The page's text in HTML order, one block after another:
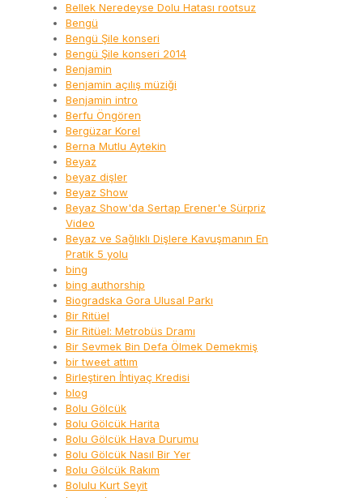
Bellek Neredeyse Dolu Hatası rootsuz
Bengü
Bengü Şile konseri
Bengü Şile konseri 2014
Benjamin
Benjamin açılış müziği
Benjamin intro
Berfu Öngören
Bergüzar Korel
Berna Mutlu Aytekin
Beyaz
beyaz dişler
Beyaz Show
Beyaz Show'da Sertap Erener'e Sürpriz
Video
Beyaz ve Sağlıklı Dişlere Kavuşmanın En
Pratik 5 yolu
bing
bing authorship
Biogradska Gora Ulusal Parkı
Bir Ritüel
Bir Ritüel: Metrobüs Dramı
Bir Sevmek Bin Defa Ölmek Demekmiş
bir tweet attım
Birleştiren İhtiyaç Kredisi
blog
Bolu Gölcük
Bolu Gölcük Harita
Bolu Gölcük Hava Durumu
Bolu Gölcük Nasıl Bir Yer
Bolu Gölcük Rakım
Bolulu Kurt Seyit